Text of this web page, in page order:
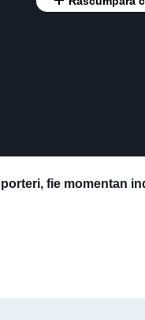
fie momentan